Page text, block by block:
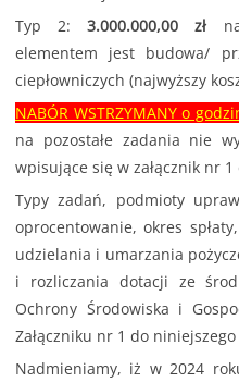
Typ 2:3.000.000,00 zł
elementem jest budowa/
ciepłowniczych (najwyższy
NABÓR WSTRZYMANY o
na pozostałe zadania nie
wpisujące się w załącznik nr
Typy zadań, podmioty
oprocentowanie, okres
udzielania i umarzania
i rozliczania dotacji ze
Ochrony Środowiska i
Załączniku nr 1 do niniejszego
Nadmieniamy, iż w 2024